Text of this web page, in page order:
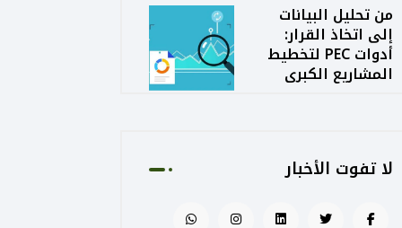
من تحليل البيانات
إلى اتخاذ القرار:
أدوات PEC لتخطيط
المشاريع الكبرى
الاستدامة الاقتصادية
توازن PEC بين
لا تفوت الأخبار